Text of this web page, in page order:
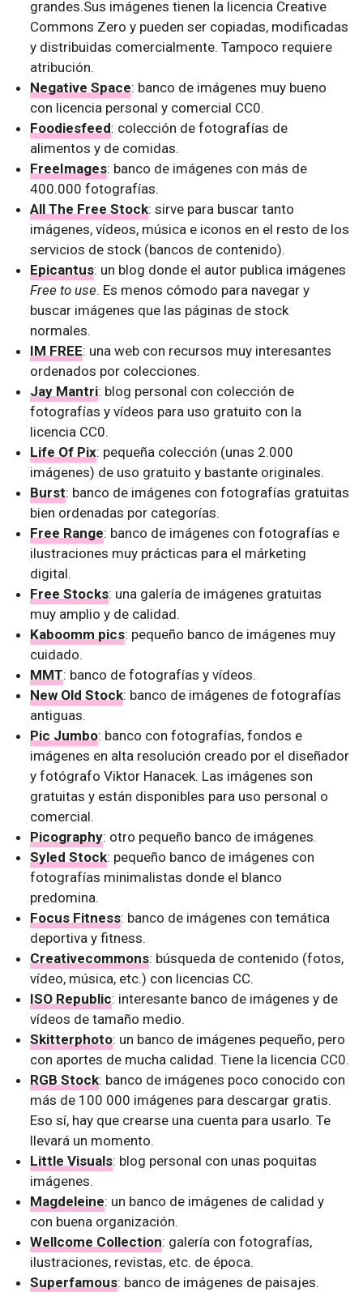
grandes.Sus imágenes tienen la licencia Creative
Commons Zero y pueden ser copiadas, modificadas
y distribuidas comercialmente. Tampoco requiere
atribución.
Negative Space: banco de imágenes muy bueno
con licencia personal y comercial CC0.
Foodiesfeed: colección de fotografías de
alimentos y de comidas.
FreeImages: banco de imágenes con más de
400.000 fotografías.
All The Free Stock: sirve para buscar tanto
imágenes, vídeos, música e iconos en el resto de los
servicios de stock (bancos de contenido).
Epicantus: un blog donde el autor publica imágenes
Free to use. Es menos cómodo para navegar y
buscar imágenes que las páginas de stock
normales.
IM FREE: una web con recursos muy interesantes
ordenados por colecciones.
Jay Mantri: blog personal con colección de
fotografías y vídeos para uso gratuito con la
licencia CC0.
Life Of Pix: pequeña colección (unas 2.000
imágenes) de uso gratuito y bastante originales.
Burst: banco de imágenes con fotografías gratuitas
bien ordenadas por categorías.
Free Range: banco de imágenes con fotografías e
ilustraciones muy prácticas para el márketing
digital.
Free Stocks: una galería de imágenes gratuitas
muy amplio y de calidad.
Kaboomm pics: pequeño banco de imágenes muy
cuidado.
MMT: banco de fotografías y vídeos.
New Old Stock: banco de imágenes de fotografías
antiguas.
Pic Jumbo: banco con fotografías, fondos e
imágenes en alta resolución creado por el diseñador
y fotógrafo Viktor Hanacek. Las imágenes son
gratuitas y están disponibles para uso personal o
comercial.
Picography: otro pequeño banco de imágenes.
Syled Stock: pequeño banco de imágenes con
fotografías minimalistas donde el blanco
predomina.
Focus Fitness: banco de imágenes con temática
deportiva y fitness.
Creativecommons: búsqueda de contenido (fotos,
vídeo, música, etc.) con licencias CC.
ISO Republic: interesante banco de imágenes y de
vídeos de tamaño medio.
Skitterphoto: un banco de imágenes pequeño, pero
con aportes de mucha calidad. Tiene la licencia CC0.
RGB Stock: banco de imágenes poco conocido con
más de 100 000 imágenes para descargar gratis.
Eso sí, hay que crearse una cuenta para usarlo. Te
llevará un momento.
Little Visuals: blog personal con unas poquitas
imágenes.
Magdeleine: un banco de imágenes de calidad y
con buena organización.
Wellcome Collection: galería con fotografías,
ilustraciones, revistas, etc. de época.
Superfamous: banco de imágenes de paisajes.